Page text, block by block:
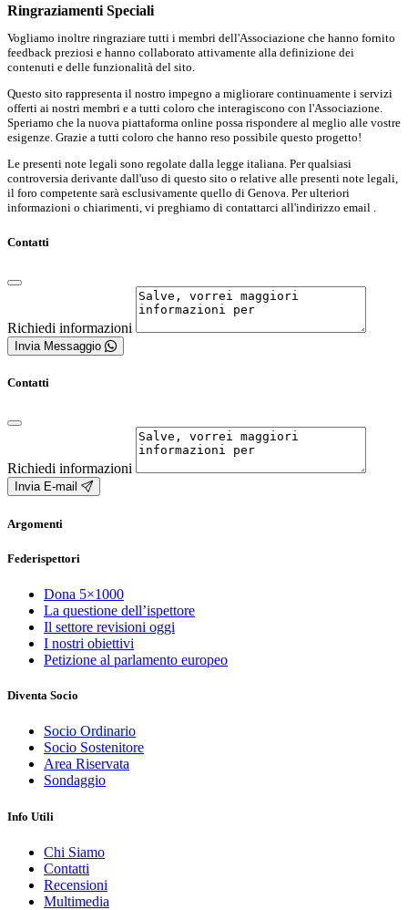
Ringraziamenti Speciali
Vogliamo inoltre ringraziare tutti i membri dell'Associazione che hanno fornito
feedback preziosi e hanno collaborato attivamente alla definizione dei
contenuti e delle funzionalità del sito.
Questo sito rappresenta il nostro impegno a migliorare continuamente i servizi
offerti ai nostri membri e a tutti coloro che interagiscono con l'Associazione.
Speriamo che la nuova piattaforma online possa rispondere al meglio alle vostre
esigenze. Grazie a tutti coloro che hanno reso possibile questo progetto!
Le presenti note legali sono regolate dalla legge italiana. Per qualsiasi
controversia derivante dall'uso di questo sito o relative alle presenti note legali,
il foro competente sarà esclusivamente quello di Genova. Per ulteriori
informazioni o chiarimenti, vi preghiamo di contattarci all'indirizzo email .
Contatti
Richiedi informazioni
Invia Messaggio
Contatti
Richiedi informazioni
Invia E-mail
Argomenti
Federispettori
Dona 5×1000
La questione dell’ispettore
Il settore revisioni oggi
I nostri obiettivi
Petizione al parlamento europeo
Diventa Socio
Socio Ordinario
Socio Sostenitore
Area Riservata
Sondaggio
Info Utili
Chi Siamo
Contatti
Recensioni
Multimedia